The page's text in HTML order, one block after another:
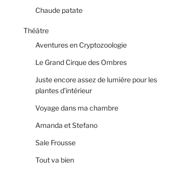
Chaude patate
Théâtre
Aventures en Cryptozoologie
Le Grand Cirque des Ombres
Juste encore assez de lumière pour les
plantes d’intérieur
Voyage dans ma chambre
Amanda et Stefano
Sale Frousse
Tout va bien